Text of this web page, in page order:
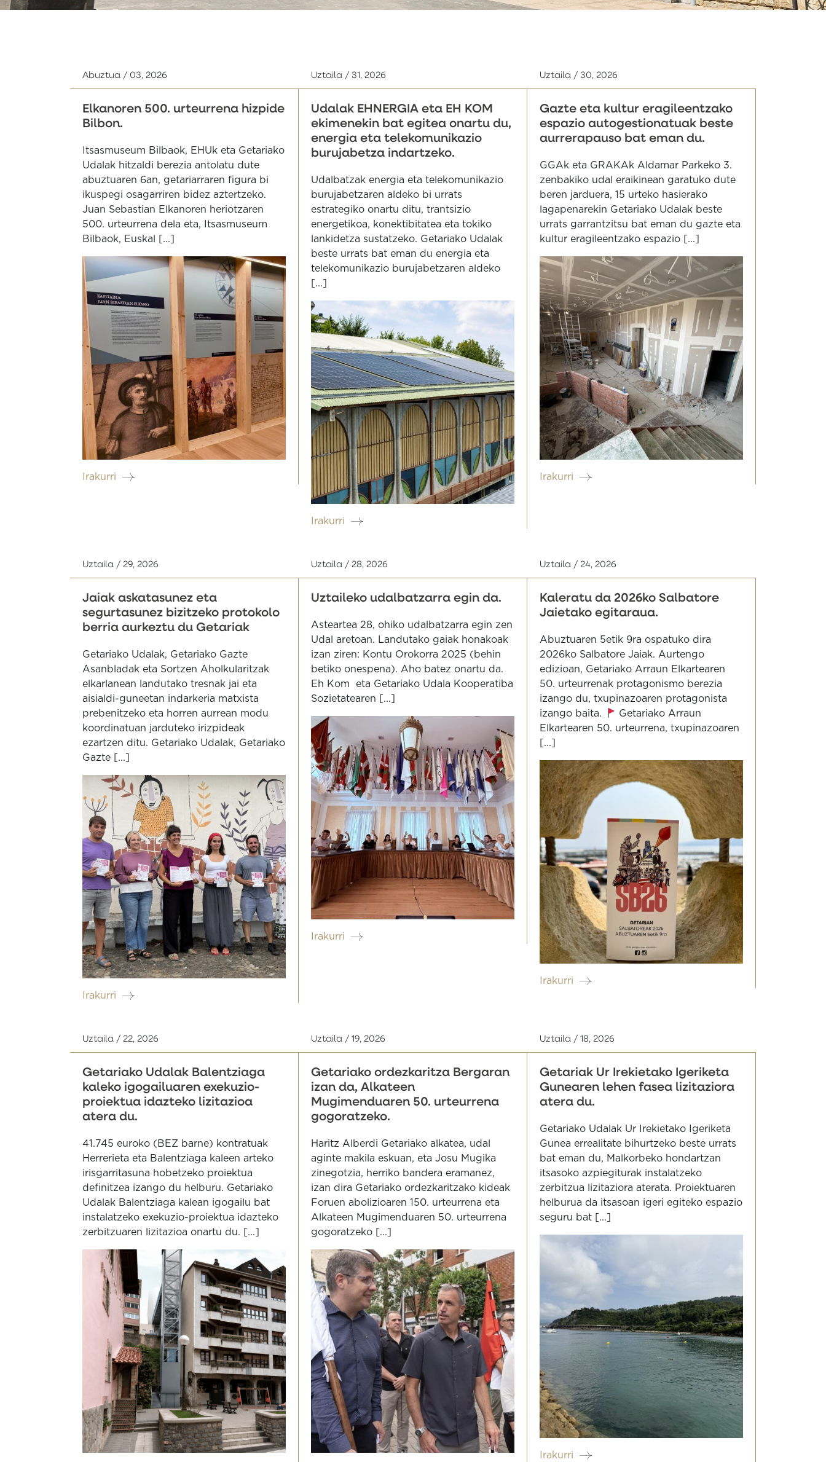
Abuztua / 03, 2026
Elkanoren 500. urteurrena hizpide
Bilbon.
Itsasmuseum Bilbaok, EHUk eta Getariako
Udalak hitzaldi berezia antolatu dute
abuztuaren 6an, getariarraren figura bi
ikuspegi osagarriren bidez aztertzeko.
Juan Sebastian Elkanoren heriotzaren
500. urteurrena dela eta, Itsasmuseum
Bilbaok, Euskal [...]
Irakurri
Uztaila / 31, 2026
Udalak EHNERGIA eta EH KOM
ekimenekin bat egitea onartu du,
energia eta telekomunikazio
burujabetza indartzeko.
Udalbatzak energia eta telekomunikazio
burujabetzaren aldeko bi urrats
estrategiko onartu ditu, trantsizio
energetikoa, konektibitatea eta tokiko
lankidetza sustatzeko. Getariako Udalak
beste urrats bat eman du energia eta
telekomunikazio burujabetzaren aldeko
[...]
Irakurri
Uztaila / 30, 2026
Gazte eta kultur eragileentzako
espazio autogestionatuak beste
aurrerapauso bat eman du.
GGAk eta GRAKAk Aldamar Parkeko 3.
zenbakiko udal eraikinean garatuko dute
beren jarduera, 15 urteko hasierako
lagapenarekin Getariako Udalak beste
urrats garrantzitsu bat eman du gazte eta
kultur eragileentzako espazio [...]
Irakurri
Uztaila / 29, 2026
Jaiak askatasunez eta
segurtasunez bizitzeko protokolo
berria aurkeztu du Getariak
Getariako Udalak, Getariako Gazte
Asanbladak eta Sortzen Aholkularitzak
elkarlanean landutako tresnak jai eta
aisialdi-guneetan indarkeria matxista
prebenitzeko eta horren aurrean modu
koordinatuan jarduteko irizpideak
ezartzen ditu. Getariako Udalak, Getariako
Gazte [...]
Irakurri
Uztaila / 28, 2026
Uztaileko udalbatzarra egin da.
Asteartea 28, ohiko udalbatzarra egin zen
Udal aretoan. Landutako gaiak honakoak
izan ziren: Kontu Orokorra 2025 (behin
betiko onespena). Aho batez onartu da.
Eh Kom eta Getariako Udala Kooperatiba
Sozietatearen [...]
Irakurri
Uztaila / 24, 2026
Kaleratu da 2026ko Salbatore
Jaietako egitaraua.
Abuztuaren 5etik 9ra ospatuko dira
2026ko Salbatore Jaiak. Aurtengo
edizioan, Getariako Arraun Elkartearen
50. urteurrenak protagonismo berezia
izango du, txupinazoaren protagonista
izango baita.
Getariako Arraun
Elkartearen 50. urteurrena, txupinazoaren
[...]
Irakurri
Uztaila / 22, 2026
Getariako Udalak Balentziaga
kaleko igogailuaren exekuzio-
proiektua idazteko lizitazioa
atera du.
41.745 euroko (BEZ barne) kontratuak
Herrerieta eta Balentziaga kaleen arteko
irisgarritasuna hobetzeko proiektua
definitzea izango du helburu. Getariako
Udalak Balentziaga kalean igogailu bat
instalatzeko exekuzio-proiektua idazteko
zerbitzuaren lizitazioa onartu du. [...]
Uztaila / 19, 2026
Getariako ordezkaritza Bergaran
izan da, Alkateen
Mugimenduaren 50. urteurrena
gogoratzeko.
Haritz Alberdi Getariako alkatea, udal
aginte makila eskuan, eta Josu Mugika
zinegotzia, herriko bandera eramanez,
izan dira Getariako ordezkaritzako kideak
Foruen abolizioaren 150. urteurrena eta
Alkateen Mugimenduaren 50. urteurrena
gogoratzeko [...]
Uztaila / 18, 2026
Getariak Ur Irekietako Igeriketa
Gunearen lehen fasea lizitaziora
atera du.
Getariako Udalak Ur Irekietako Igeriketa
Gunea errealitate bihurtzeko beste urrats
bat eman du, Malkorbeko hondartzan
itsasoko azpiegiturak instalatzeko
zerbitzua lizitaziora aterata. Proiektuaren
helburua da itsasoan igeri egiteko espazio
seguru bat [...]
Irakurri